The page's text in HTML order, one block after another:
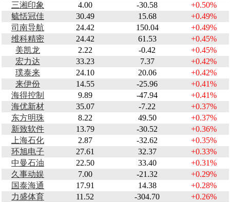
三湘印象
4.00 -30.58
+0.50%
毓恬冠佳
30.49 15.68
+0.49%
司南导航
24.42 150.04
+0.49%
维科精密
24.42 61.53
+0.45%
美凯龙
2.22 -0.42
+0.45%
宏力达
33.23 7.37
+0.42%
璞泰来
24.10 20.06
+0.42%
来伊份
14.55 -25.96
+0.41%
海得控制
9.89 -47.94
+0.41%
海优新材
35.07 -7.22
+0.37%
东方明珠
8.22 49.50
+0.37%
新致软件
13.79 -30.52
+0.36%
上海石化
2.87 -32.62
+0.35%
环旭电子
27.61 32.37
+0.33%
中曼石油
22.50 33.40
+0.31%
久事动娱
7.00 -21.32
+0.29%
国泰海通
17.91 14.38
+0.28%
力盛体育
11.52 -304.70
+0.26%